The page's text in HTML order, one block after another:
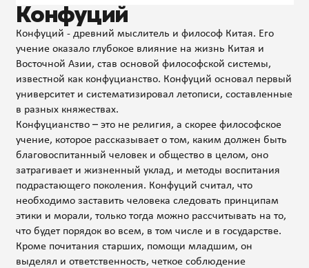
Конфуций
Конфуций - древний мыслитель и философ Китая. Его
учение оказало глубокое влияние на жизнь Китая и
Восточной Азии, став основой философской системы,
известной как конфуцианство. Конфуций основал первый
университет и систематизировал летописи, составленные
в разных княжествах.
Конфуцианство – это не религия, а скорее философское
учение, которое рассказывает о том, каким должен быть
благовоспитанный человек и общество в целом, оно
затрагивает и жизненный уклад, и методы воспитания
подрастающего поколения. Конфуций считал, что
необходимо заставить человека следовать принципам
этики и морали, только тогда можно рассчитывать на то,
что будет порядок во всем, в том числе и в государстве.
Кроме почитания старших, помощи младшим, он
выделял и ответственность, четкое соблюдение